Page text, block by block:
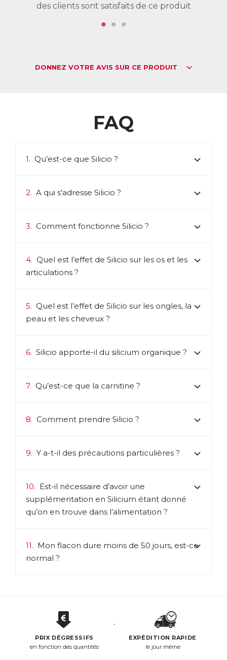
des clients sont satisfaits de ce produit
DONNEZ VOTRE AVIS SUR CE PRODUIT
FAQ
1. Qu’est-ce que Silicio ?
2. A qui s’adresse Silicio ?
3. Comment fonctionne Silicio ?
4. Quel est l’effet de Silicio sur les os et les
articulations ?
5. Quel est l’effet de Silicio sur les ongles, la
peau et les cheveux ?
6. Silicio apporte-il du silicium organique ?
7. Qu’est-ce que la carnitine ?
8. Comment prendre Silicio ?
9. Y a-t-il des précautions particulières ?
10. Est-il nécessaire d’avoir une
supplémentation en Silicium étant donné
qu’on en trouve dans l’alimentation ?
11. Mon flacon dure moins de 50 jours, est-ce
normal ?
PRIX DÉGRESSIFS
en fonction des quantités
EXPÉDITION RAPIDE
le jour même